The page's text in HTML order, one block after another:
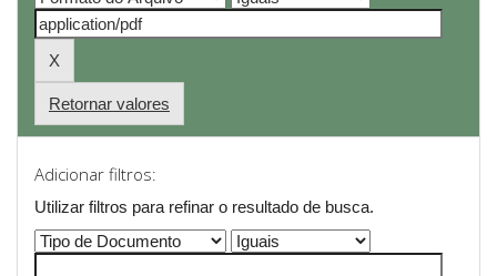
Retornar valores
Adicionar filtros:
Utilizar filtros para refinar o resultado de busca.